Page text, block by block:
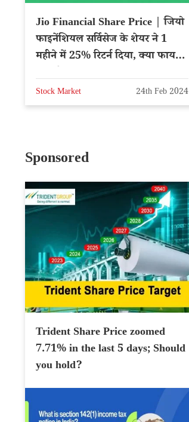
Jio Financial Share Price | जियो
फाइनेंशियल सर्विसेज के शेयर ने 1
महीने में 25% रिटर्न दिया, क्या फायदा
Stock Market 24th Feb 2024
Sponsored
Trident Share Price zoomed
7.71% in the last 5 days; Should
you hold?